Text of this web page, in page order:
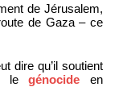
de Jérusalem,
de Gaza – ce
dire qu’il soutient
legénocide en